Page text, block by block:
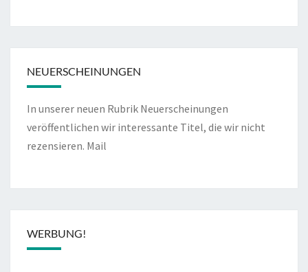
NEUERSCHEINUNGEN
In unserer neuen Rubrik Neuerscheinungen
veröffentlichen wir interessante Titel, die wir nicht
rezensieren. Mail
WERBUNG!